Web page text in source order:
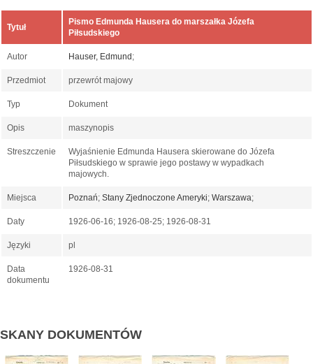
Tytuł
Pismo Edmunda Hausera do marszałka Józefa
Piłsudskiego
Autor Hauser, Edmund ;
Przedmiot przewrót majowy
Typ Dokument
Opis maszynopis
Streszczenie
Wyjaśnienie Edmunda Hausera skierowane do Józefa
Piłsudskiego w sprawie jego postawy w wypadkach
majowych.
Miejsca Poznań; Stany Zjednoczone Ameryki; Warszawa;
Daty 1926-06-16; 1926-08-25; 1926-08-31
Języki pl
Data
dokumentu
1926-08-31
SKANY DOKUMENTÓW